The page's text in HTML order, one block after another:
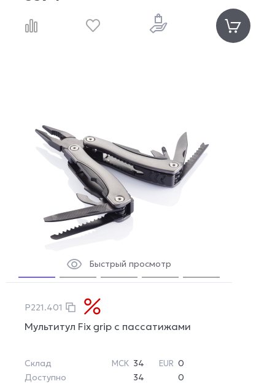
Быстрый просмотр
P221.401
Мультитул Fix grip с пассатижами
Склад МСК 34 EUR 0
Доступно
34
0